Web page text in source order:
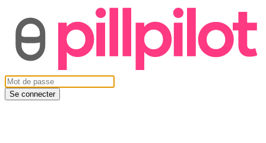
Se connecter